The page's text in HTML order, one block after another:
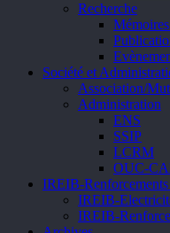
Recherche
Société et
Association/
Administration
ENS
SSIP
LCRM
OUC-
IREIB-Renforcements
IREIB-
IREIB-